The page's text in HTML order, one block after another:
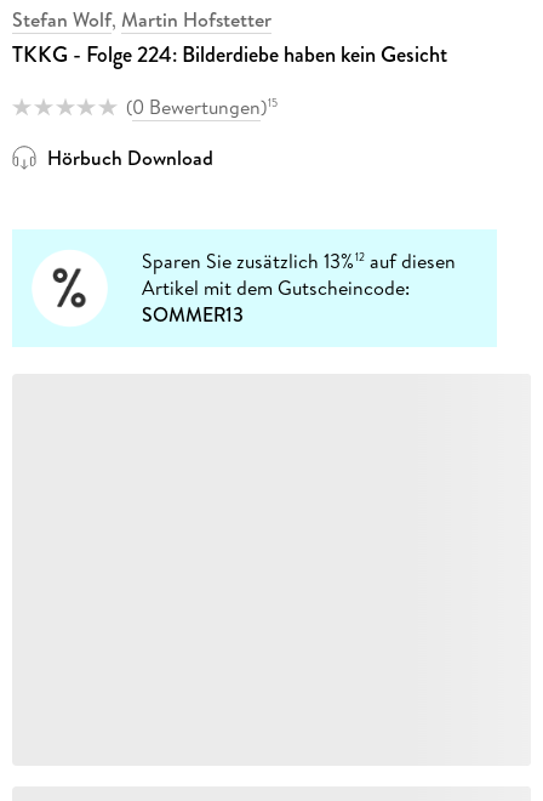
Stefan Wolf, Martin Hofstetter
TKKG - Folge 224: Bilderdiebe haben kein Gesicht
(0 Bewertungen)15
Hörbuch Download
Sparen Sie zusätzlich 13%12 auf diesen
Artikel mit dem Gutscheincode:
SOMMER13